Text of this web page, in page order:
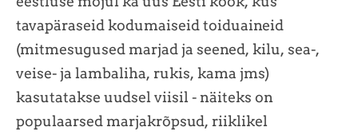
tavapäraseid kodumaiseid toiduaineid
(mitmesugused marjad ja seened, kilu, sea-,
veise- ja lambaliha, rukis, kama jms)
kasutatakse uudsel viisil - näiteks on
populaarsed marjakrõpsud, riiklikel